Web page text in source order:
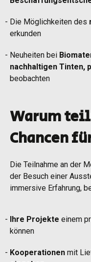
Die Möglichkeiten des
erkunden
Neuheiten bei
nachhaltigen Tinten,
beobachten
Warum
Chancen
Die Teilnahme an der
der Besuch einer
immersive Erfahrung,
Ihre Projekte einem
können
Kooperationen mit